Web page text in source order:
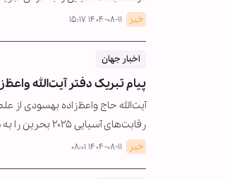
خبر ۱۴۰۴-۰۸-۱۱ ۱۵:۱۷
اخبار جهان
پیام تبریک دفتر آیت‌الله‌
رقابت‌های آسیایی ۲۰۲۵ بحرین را به ملت شریف افغانستان، جامعه ورزشی…
خبر ۱۴۰۴-۰۸-۱۱ ۰۸:۰۱